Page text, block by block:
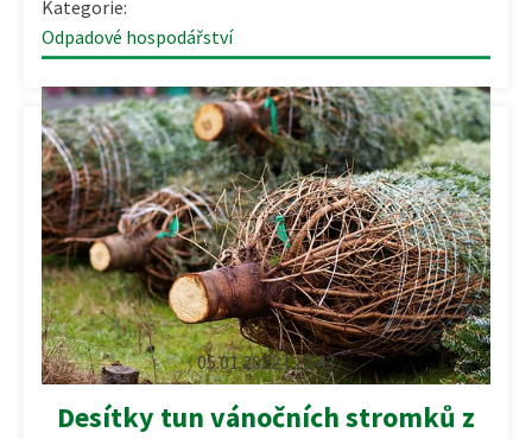
Kategorie:
Odpadové hospodářství
05.01.2022 | 13:43
Desítky tun vánočních stromků z